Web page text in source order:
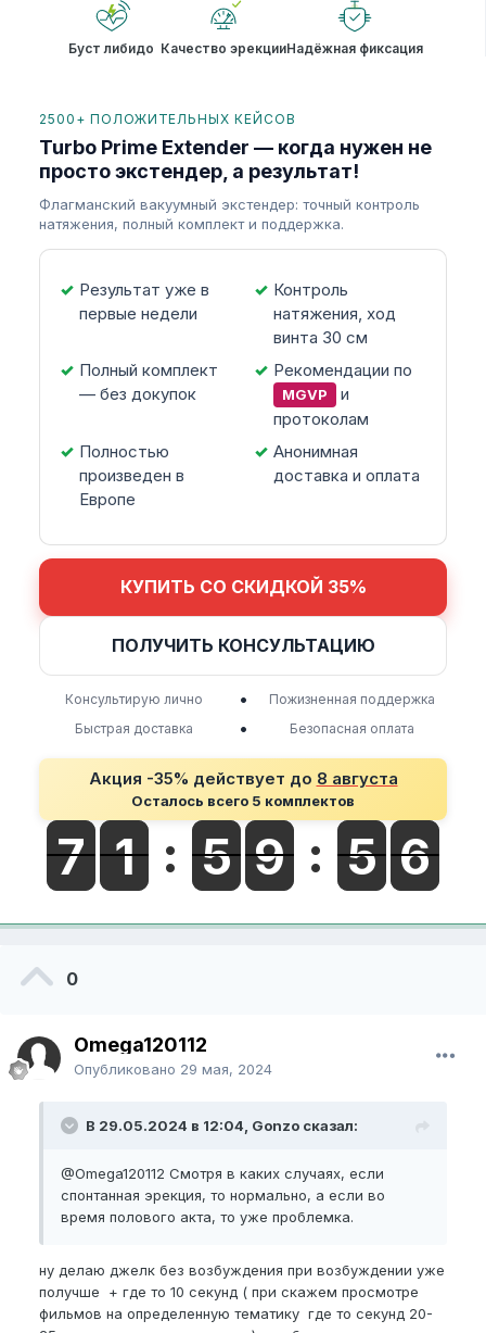
Буст либидо Качество эрекцииНадёжная фиксация
2500+ ПОЛОЖИТЕЛЬНЫХ КЕЙСОВ
Turbo Prime Extender — когда нужен не
просто экстендер, а результат!
Флагманский вакуумный экстендер: точный контроль
натяжения, полный комплект и поддержка.
Результат уже в
первые недели
Контроль
натяжения, ход
винта 30 см
Полный комплект
— без докупок
Рекомендации по
MGVP
и
протоколам
Полностью
произведен в
Европе
Анонимная
доставка и оплата
КУПИТЬ СО СКИДКОЙ 35%
ПОЛУЧИТЬ КОНСУЛЬТАЦИЮ
Консультирую лично •
Пожизненная поддержка
Быстрая доставка
• Безопасная оплата
Акция -35% действует до 8 августа
Осталось всего 5 комплектов
0
Omega120112
Опубликовано 29 мая, 2024
В 29.05.2024 в 12:04, Gonzo сказал:
@Omega120112 Смотря в каких случаях, если
спонтанная эрекция, то нормально, а если во
время полового акта, то уже проблемка.
ну делаю джелк без возбуждения при возбуждении уже
получше + где то 10 секунд ( при скажем просмотре
фильмов на определенную тематику где то секунд 20-